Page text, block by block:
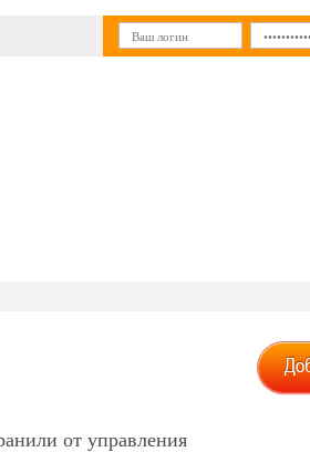
от управления